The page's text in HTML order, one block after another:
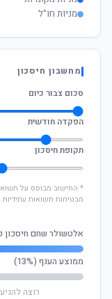
מניות חו"ל
מחשבון חיסכון
סכום צבור כיום
הפקדה חודשית
תקופת חיסכון
מבטיחות תשואות
אלטשולר שחם חיסכון
ממוצע הענף (13%)
רוצה